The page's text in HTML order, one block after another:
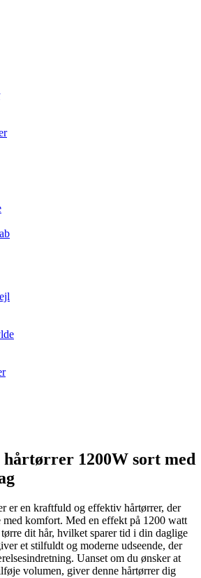
hårtørrer 1200W sort med
er en kraftfuld og effektiv hårtørrer, der
komfort. Med en effekt på 1200 watt
dit hår, hvilket sparer tid i din daglige
et stilfuldt og moderne udseende, der
Uanset om du ønsker at
volumen, giver denne hårtørrer dig